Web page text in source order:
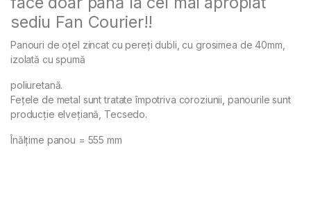
sediu Fan Courier!!
Panouri de oțel zincat cu pereți dubli, cu grosimea de 40mm,
izolată cu spumă
poliuretană.
Fețele de metal sunt tratate împotriva coroziunii, panourile sunt
producție elvețiană, Tecsedo.
Înălțime panou = 555 mm